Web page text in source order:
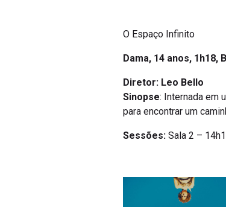
O Espaço Infinito
Dama, 14 anos, 1h18,
Diretor: Leo Bello
Sinopse: Internada em
para encontrar um
Sessões: Sala 2 –